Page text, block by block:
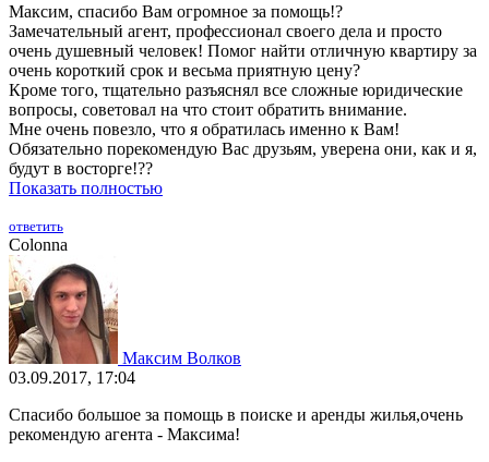
Максим, спасибо Вам огромное за помощь!?
Замечательный агент, профессионал своего дела и просто
очень душевный человек! Помог найти отличную квартиру за
очень короткий срок и весьма приятную цену?
Кроме того, тщательно разъяснял все сложные юридические
вопросы, советовал на что стоит обратить внимание.
Мне очень повезло, что я обратилась именно к Вам!
Обязательно порекомендую Вас друзьям, уверена они, как и я,
будут в восторге!??
Показать полностью
ответить
Colonna
Максим Волков
03.09.2017, 17:04
Спасибо большое за помощь в поиске и аренды жилья,очень
рекомендую агента - Максима!